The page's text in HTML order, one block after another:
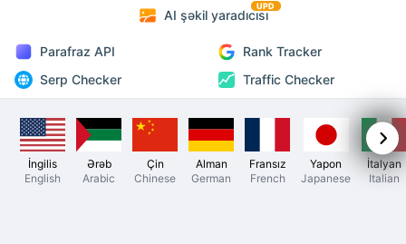
AI şəkil yaradıcısı
UPD
Parafraz API
Rank Tracker
Serp Checker
Traffic Checker
İngilis
English
Ərəb
Arabic
Çin
Chinese
Alman
German
Fransız
French
Yapon
Japanese
İtalyan
Italian